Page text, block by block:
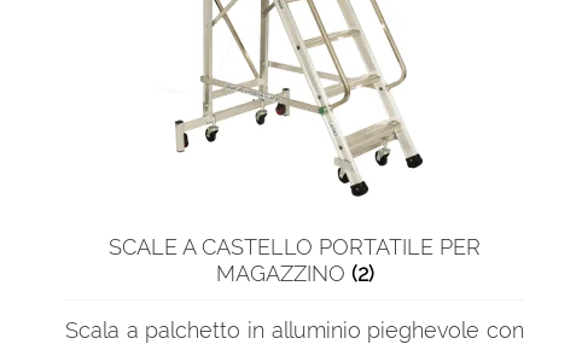
SCALE A CASTELLO PORTATILE PER
MAGAZZINO (2)
Scala a palchetto in alluminio pieghevole con